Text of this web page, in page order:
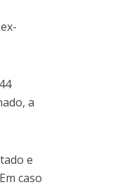
a
e
caso